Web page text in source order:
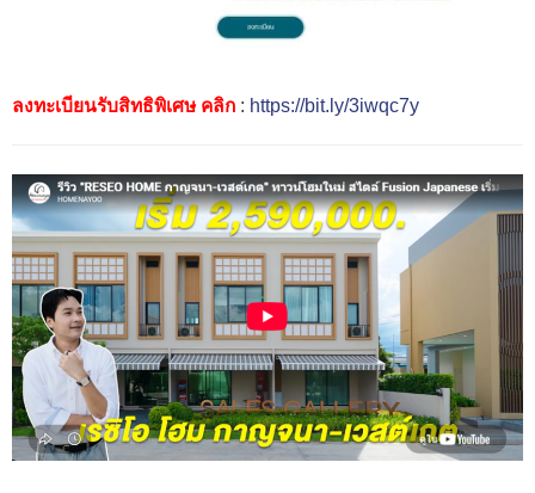
ลงทะเบียนรับสิทธิพิเศษ คลิก : https://bit.ly/3iwqc7y